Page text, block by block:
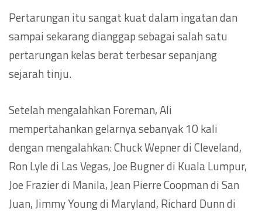
Pertarungan itu sangat kuat dalam ingatan dan
sampai sekarang dianggap sebagai salah satu
pertarungan kelas berat terbesar sepanjang
sejarah tinju.
Setelah mengalahkan Foreman, Ali
mempertahankan gelarnya sebanyak 10 kali
dengan mengalahkan: Chuck Wepner di Cleveland,
Ron Lyle di Las Vegas, Joe Bugner di Kuala Lumpur,
Joe Frazier di Manila, Jean Pierre Coopman di San
Juan, Jimmy Young di Maryland, Richard Dunn di